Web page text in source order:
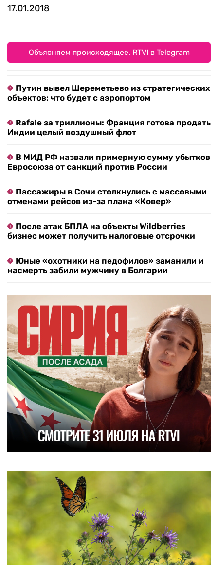
17.01.2018
Объясняем происходящее. RTVI в Telegram
Путин вывел Шереметьево из стратегических
объектов: что будет с аэропортом
Rafale за триллионы: Франция готова продать
Индии целый воздушный флот
В МИД РФ назвали примерную сумму убытков
Евросоюза от санкций против России
Пассажиры в Сочи столкнулись с массовыми
отменами рейсов из-за плана «Ковер»
После атак БПЛА на объекты Wildberries
бизнес может получить налоговые отсрочки
Юные «охотники на педофилов» заманили и
насмерть забили мужчину в Болгарии